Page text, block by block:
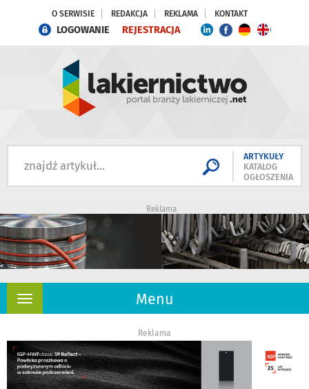
O SERWISIE REDAKCJA REKLAMA KONTAKT
LOGOWANIE REJESTRACJA
ARTYKUŁY
KATALOG
OGŁOSZENIA
Reklama
Menu
Rozwiń
Reklama